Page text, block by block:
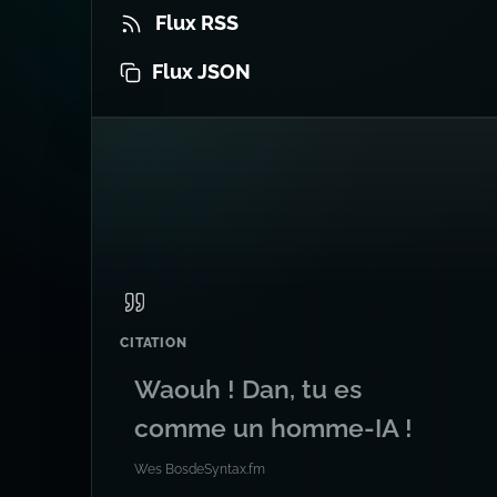
Flux RSS
Flux JSON
CITATION
Waouh ! Dan, tu es
comme un homme-IA !
Wes BosdeSyntax.fm